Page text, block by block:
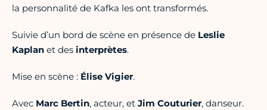
la personnalité de Kafka les ont transformés.
Suivie d’un bord de scène en présence de Leslie
Kaplan et des interprètes.
Mise en scène : Élise Vigier.
Avec Marc Bertin, acteur, et Jim Couturier, danseur.